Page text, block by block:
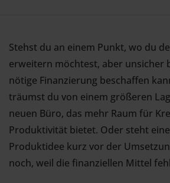
Stehst du an einem Punkt, wo du
erweitern möchtest, aber unsicher
nötige Finanzierung beschaffen
träumst du von einem größeren
neuen Büro, das mehr Raum für
Produktivität bietet. Oder steht
Produktidee kurz vor der
noch, weil die finanziellen Mittel